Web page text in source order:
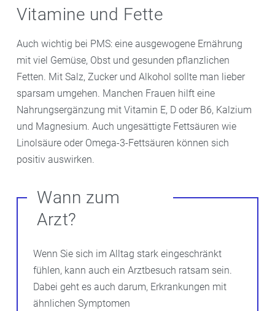
Vitamine und Fette
Auch wichtig bei PMS: eine ausgewogene Ernährung
mit viel Gemüse, Obst und gesunden pflanzlichen
Fetten. Mit Salz, Zucker und Alkohol sollte man lieber
sparsam umgehen. Manchen Frauen hilft eine
Nahrungsergänzung mit Vitamin E, D oder B6, Kalzium
und Magnesium. Auch ungesättigte Fettsäuren wie
Linolsäure oder Omega-3-Fettsäuren können sich
positiv auswirken.
Wann zum
Arzt?
Wenn Sie sich im Alltag stark eingeschränkt
fühlen, kann auch ein Arztbesuch ratsam sein.
Dabei geht es auch darum, Erkrankungen mit
ähnlichen Symptomen